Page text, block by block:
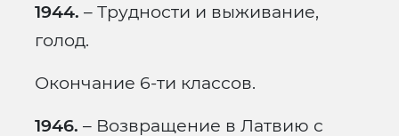
1944. – Трудности и выживание,
голод.
Окончание 6-ти классов.
1946. – Возвращение в Латвию с